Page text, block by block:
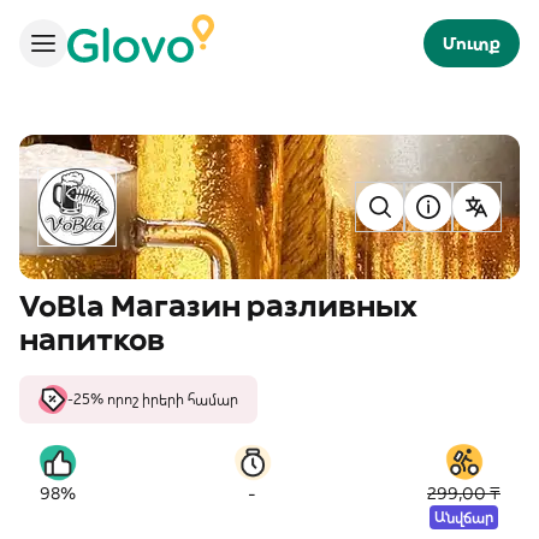
Մուտք
VoBla Магазин разливных
напитков
-25% որոշ իրերի համար
98% - 299,00 ₸
Անվճար